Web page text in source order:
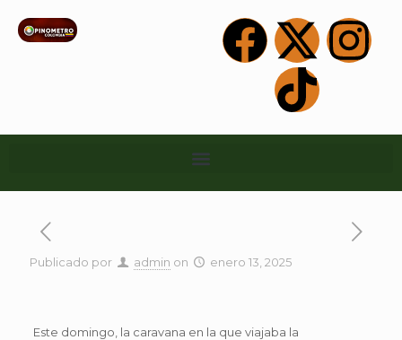
Publicado por admin on enero 13, 2025
Este domingo, la caravana en la que viajaba la